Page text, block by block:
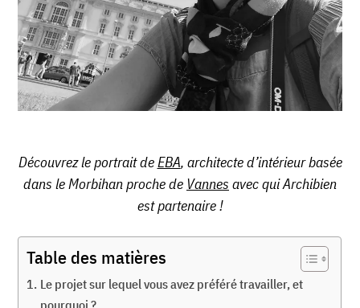
Découvrez le portrait deEBA, architecte d’intérieur basée
dans le Morbihan proche de Vannes avec qui Archibien
est partenaire !
Table des matières
Le projet sur lequel vous avez préféré travailler, et